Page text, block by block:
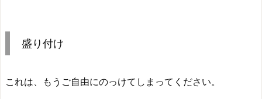
盛り付け
これは、もうご自由にのっけてしまってください。